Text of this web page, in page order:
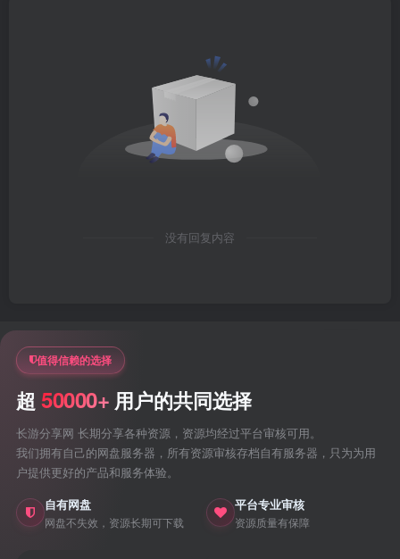
没有回复内容
值得信赖的选择
超 50000+ 用户的共同选择
长游分享网 长期分享各种资源，资源均经过平台审核可用。
我们拥有自己的网盘服务器，所有资源审核存档自有服务器，只为为用
户提供更好的产品和服务体验。
自有网盘
网盘不失效，资源长期可下载
平台专业审核
资源质量有保障